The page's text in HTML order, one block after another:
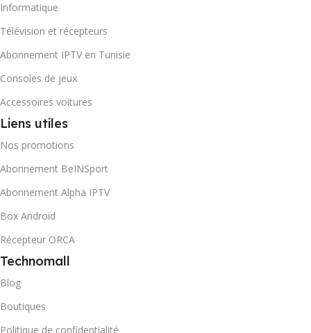
Informatique
Télévision et récepteurs
Abonnement IPTV en Tunisie
Consoles de jeux
Accessoires voitures
Liens utiles
Nos promotions
Abonnement BeINSport
Abonnement Alpha IPTV
Box Android
Récepteur ORCA
Technomall
Blog
Boutiques
Politique de confidentialité